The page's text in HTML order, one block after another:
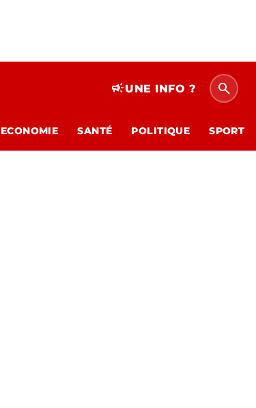
campaignUNE INFO ? search
ECONOMIE SANTÉ POLITIQUE SPORT